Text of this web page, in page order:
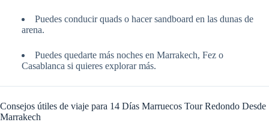
Puedes conducir quads o hacer sandboard en las dunas de
arena.
Puedes quedarte más noches en Marrakech, Fez o
Casablanca si quieres explorar más.
Consejos útiles de viaje para 14 Días Marruecos Tour Redondo Desde
Marrakech